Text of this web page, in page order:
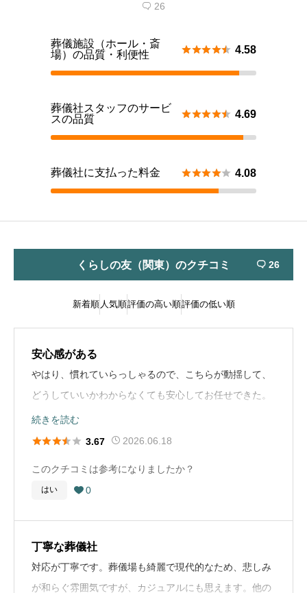
 26
葬儀施設（ホール・斎
場）の品質・利便性
 4.58
葬儀社スタッフのサービ
スの品質
 4.69
葬儀社に支払った料金  4.08
くらしの友（関東）のクチコミ  26
新着順 人気順評価の高い順評価の低い順
安心感がある
やはり、慣れていらっしゃるので、こちらが動揺して、
どうしていいかわからなくても安心してお任せできた。
葬儀の流れ
会に入っていたので連絡。家で亡くなったので、警察対
応。 後は葬儀社の指示通り。
葬儀社選びのアドバイス
他人の葬式に行った時に、聞いてみたりするといいかも
しれない。別にすぐ決めなくても、葬儀社の名前だけで
続きを読む
 3.67 2026.06.18
このクチコミは参考になりましたか？
はい  0
丁寧な葬儀社
対応が丁寧です。葬儀場も綺麗で現代的なため、悲しみ
が和らぐ雰囲気ですが、カジュアルにも思えます。他の